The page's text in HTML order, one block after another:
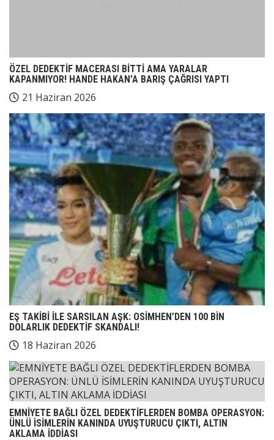
ÖZEL DEDEKTİF MACERASI BİTTİ AMA YARALAR
KAPANMIYOR! HANDE HAKAN’A BARIŞ ÇAĞRISI YAPTI
21 Haziran 2026
EŞ TAKİBİ İLE SARSILAN AŞK: OSİMHEN’DEN 100 BİN
DOLARLIK DEDEKTİF SKANDALI!
18 Haziran 2026
EMNİYETE BAĞLI ÖZEL DEDEKTİFLERDEN BOMBA OPERASYON:
ÜNLÜ İSİMLERİN KANINDA UYUŞTURUCU ÇIKTI, ALTIN
AKLAMA İDDİASI